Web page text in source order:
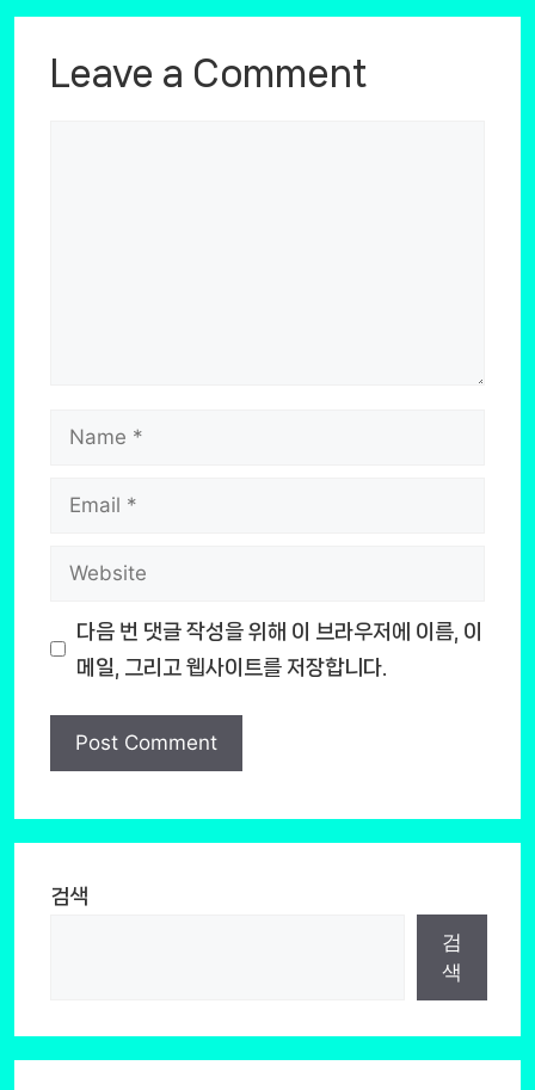
Leave a Comment
Name
Email
Website
다음 번 댓글 작성을 위해 이 브라우저에 이름, 이
메일, 그리고 웹사이트를 저장합니다.
검색
검
색